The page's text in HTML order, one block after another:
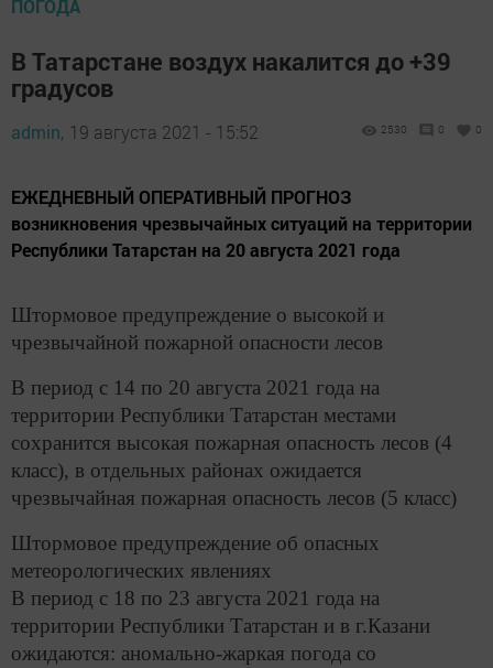
ПОГОДА
В Татарстане воздух накалится до +39
градусов
admin, 19 августа 2021 - 15:52 2530 0 0
​​​​​​​ЕЖЕДНЕВНЫЙ ОПЕРАТИВНЫЙ ПРОГНОЗ
возникновения чрезвычайных ситуаций на территории
Республики Татарстан на 20 августа 2021 года
Штормовое предупреждение о высокой и
чрезвычайной пожарной опасности лесов
В период с 14 по 20 августа 2021 года на
территории Республики Татарстан местами
сохранится высокая пожарная опасность лесов (4
класс), в отдельных районах ожидается
чрезвычайная пожарная опасность лесов (5 класс)
Штормовое предупреждение об опасных
метеорологических явлениях
В период с 18 по 23 августа 2021 года на
территории Республики Татарстан и в г.Казани
ожидаются: аномально-жаркая погода со